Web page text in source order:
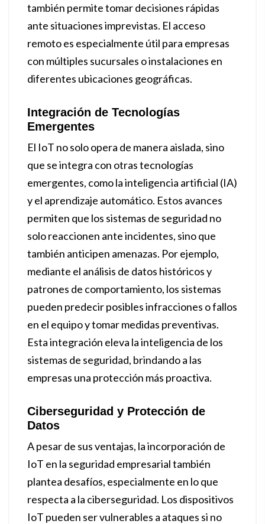
también permite tomar decisiones rápidas
ante situaciones imprevistas. El acceso
remoto es especialmente útil para empresas
con múltiples sucursales o instalaciones en
diferentes ubicaciones geográficas.
Integración de Tecnologías
Emergentes
El IoT no solo opera de manera aislada, sino
que se integra con otras tecnologías
emergentes, como la inteligencia artificial (IA)
y el aprendizaje automático. Estos avances
permiten que los sistemas de seguridad no
solo reaccionen ante incidentes, sino que
también anticipen amenazas. Por ejemplo,
mediante el análisis de datos históricos y
patrones de comportamiento, los sistemas
pueden predecir posibles infracciones o fallos
en el equipo y tomar medidas preventivas.
Esta integración eleva la inteligencia de los
sistemas de seguridad, brindando a las
empresas una protección más proactiva.
Ciberseguridad y Protección de
Datos
A pesar de sus ventajas, la incorporación de
IoT en la seguridad empresarial también
plantea desafíos, especialmente en lo que
respecta a la ciberseguridad. Los dispositivos
IoT pueden ser vulnerables a ataques si no